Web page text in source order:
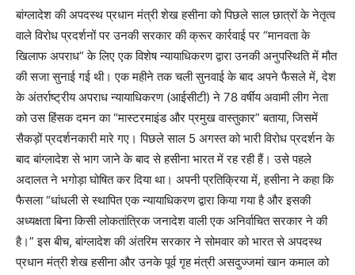
बांग्लादेश की अपदस्थ प्रधान मंत्री शेख हसीना को पिछले साल छात्रों के नेतृत्व
वाले विरोध प्रदर्शनों पर उनकी सरकार की क्रूर कार्रवाई पर “मानवता के
खिलाफ अपराध” के लिए एक विशेष न्यायाधिकरण द्वारा उनकी अनुपस्थिति में मौत
की सजा सुनाई गई थी। एक महीने तक चली सुनवाई के बाद अपने फैसले में, देश
के अंतर्राष्ट्रीय अपराध न्यायाधिकरण (आईसीटी) ने 78 वर्षीय अवामी लीग नेता
को उस हिंसक दमन का “मास्टरमाइंड और प्रमुख वास्तुकार” बताया, जिसमें
सैकड़ों प्रदर्शनकारी मारे गए। पिछले साल 5 अगस्त को भारी विरोध प्रदर्शन के
बाद बांग्लादेश से भाग जाने के बाद से हसीना भारत में रह रही हैं। उसे पहले
अदालत ने भगोड़ा घोषित कर दिया था। अपनी प्रतिक्रिया में, हसीना ने कहा कि
फैसला “धांधली से स्थापित एक न्यायाधिकरण द्वारा किया गया है और इसकी
अध्यक्षता बिना किसी लोकतांत्रिक जनादेश वाली एक अनिर्वाचित सरकार ने की
है।” इस बीच, बांग्लादेश की अंतरिम सरकार ने सोमवार को भारत से अपदस्थ
प्रधान मंत्री शेख हसीना और उनके पूर्व गृह मंत्री असदुज्जमां खान कमाल को